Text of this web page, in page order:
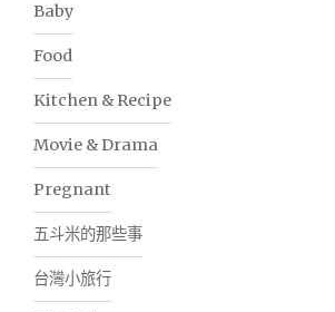
Baby
Food
Kitchen & Recipe
Movie & Drama
Pregnant
五斗米的那些事
台灣小旅行